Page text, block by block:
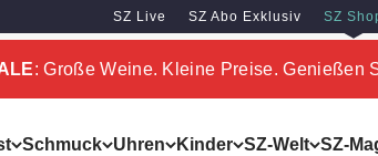
SZ Live SZ Abo Exklusiv SZ
: Große Weine. Kleine Preise. Genießen
Schmuck Uhren Kinder SZ-Welt SZ-